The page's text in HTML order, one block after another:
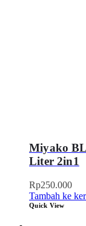
Miyako
Liter 2in1
Rp250.000
Tambah ke
Quick View